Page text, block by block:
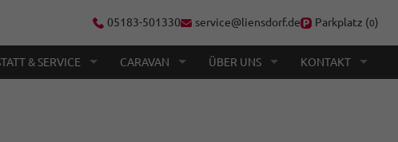
05183-501330 service@liensdorf.de Parkplatz (0)
& SERVICE CARAVAN ÜBER UNS KONTAKT